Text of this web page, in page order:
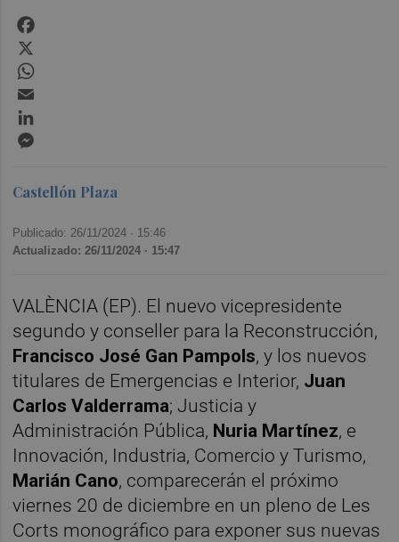
Castellón Plaza
Publicado: 26/11/2024 · 15:46
Actualizado: 26/11/2024 · 15:47
VALÈNCIA (EP). El nuevo vicepresidente
segundo y conseller para la Reconstrucción,
Francisco José Gan Pampols, y los nuevos
titulares de Emergencias e Interior, Juan
Carlos Valderrama; Justicia y
Administración Pública, Nuria Martínez, e
Innovación, Industria, Comercio y Turismo,
Marián Cano, comparecerán el próximo
viernes 20 de diciembre en un pleno de Les
Corts monográfico para exponer sus nuevas